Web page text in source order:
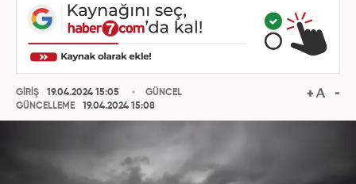
GİRİŞ
19.04.2024 15:05
GÜNCELLEME
19.04.2024 15:08
GÜNCEL